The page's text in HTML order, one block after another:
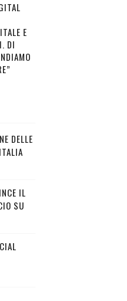
E
DI
DELLE
IL
SU